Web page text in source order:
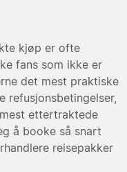
kjøp er ofte
fans som ikke er
det mest praktiske
refusjonsbetingelser,
ettertraktede
å booke så snart
reisepakker